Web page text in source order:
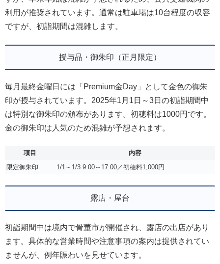
利用が推奨されています。通常は駐車場は10台程度の収容
ですが、初詣期間は混雑します。
授与品・御朱印（正月限定）
毎月最終金曜日には「Premium金Day」として金色の御朱
印が授与されています。2025年1月1日～3日の初詣期間中
は特別な御朱印の頒布があります。初穂料は1000円です。
金の御朱印は人気のため混雑が予想されます。
項目
内容
限定御朱印
1/1～1/3 9:00～17:00／初穂料1,000円
露店・屋台
初詣期間中は境内で骨董市が開催され、露店の出店があり
ます。具体的な営業時間や注意事項の案内は提供されてい
ませんが、例年賑わいを見せています。